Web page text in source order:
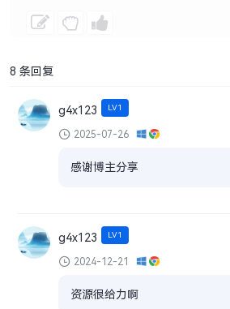
8 条回复
g4x123 LV1
2025-07-26
感谢博主分享
g4x123 LV1
2024-12-21
资源很给力啊